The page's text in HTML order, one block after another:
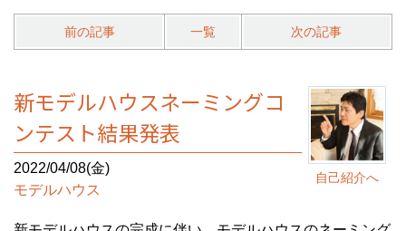
前の記事 一覧 次の記事
自己紹介へ
新モデルハウスネーミングコ
ンテスト結果発表
2022/04/08(金)
モデルハウス